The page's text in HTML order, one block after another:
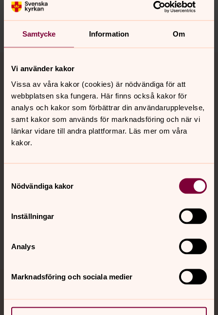
Samtycke Information Om
Vi använder kakor
Vissa av våra kakor (cookies) är nödvändiga för att
webbplatsen ska fungera. Här finns också kakor för
analys och kakor som förbättrar din användarupplevelse,
samt kakor som används för marknadsföring och när vi
länkar vidare till andra plattformar. Läs mer om våra
kakor.
Nödvändiga kakor
Inställningar
Analys
Marknadsföring och sociala medier
nora.tarnsjo.forsamling@svenskakyrkan.se
Kontakt
Kalender
Sociala kanaler